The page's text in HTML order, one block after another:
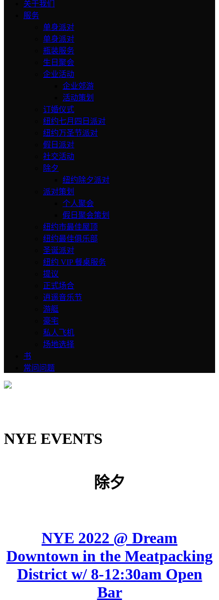
关于我们
服务
单身派对
单身派对
瓶装服务
生日聚会
企业活动
企业郊游
活动策划
订婚仪式
纽约七月四日派对
纽约万圣节派对
假日派对
社交活动
除夕
纽约除夕派对
派对策划
个人聚会
假日聚会策划
纽约市最佳屋顶
纽约最佳俱乐部
圣诞派对
纽约 VIP 餐桌服务
提议
正式场合
逍遥音乐节
游艇
豪宅
私人飞机
场地选择
书
常问问题
NYE EVENTS
除夕
NYE 2022 @ Dream
Downtown in the Meatpacking
District w/ 8-12:30am Open
Bar